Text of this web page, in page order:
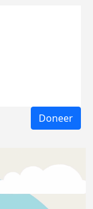
Doneer